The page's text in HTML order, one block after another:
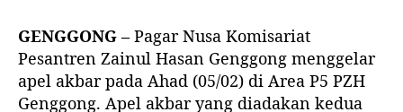
r
i
s
GENGGONG – Pagar Nusa Komisariat
Pesantren Zainul Hasan Genggong menggelar
apel akbar pada Ahad (05/02) di Area P5 PZH
Genggong. Apel akbar yang diadakan kedua